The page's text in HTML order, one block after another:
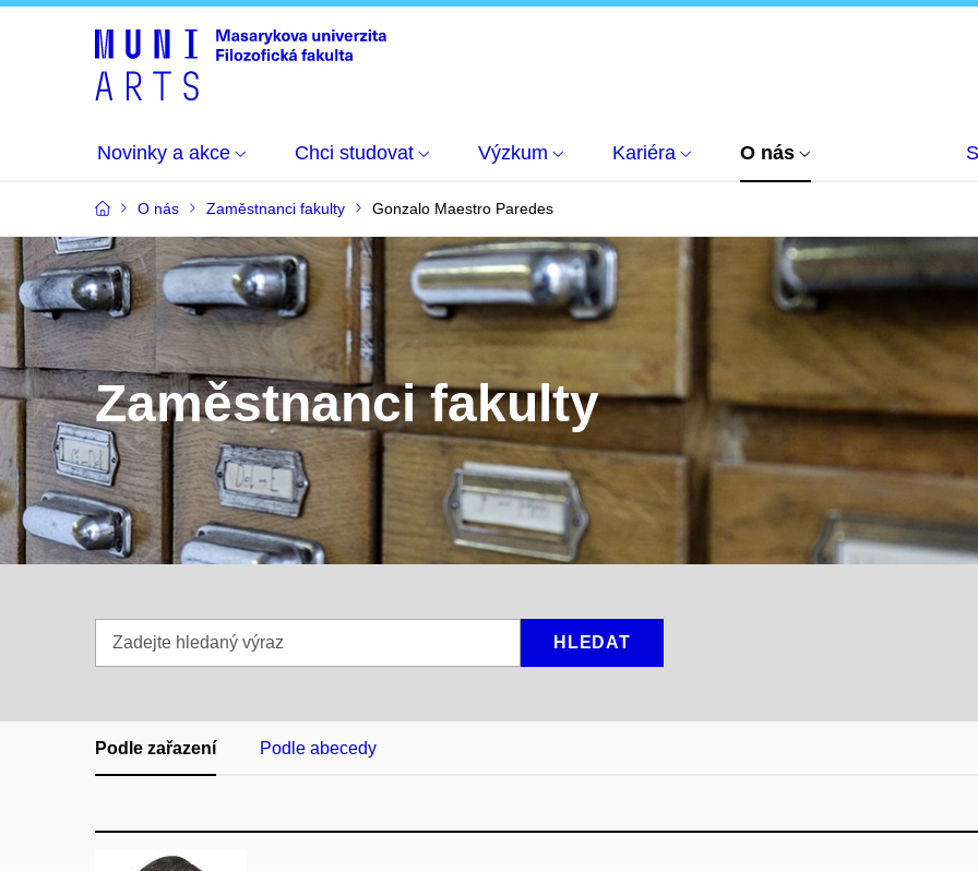
Novinky a akce Chci studovat Výzkum Kariéra O nás
O nás Zaměstnanci fakulty Gonzalo Maestro Paredes
Zaměstnanci fakulty
hledaný
HLEDAT
Podle zařazení Podle abecedy